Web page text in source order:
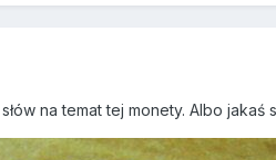
na temat tej monety. Albo